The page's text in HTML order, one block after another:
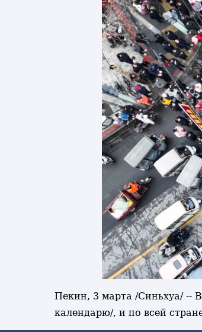
Пекин, 3 марта /Синьхуа/ --
календарю/, и по всей